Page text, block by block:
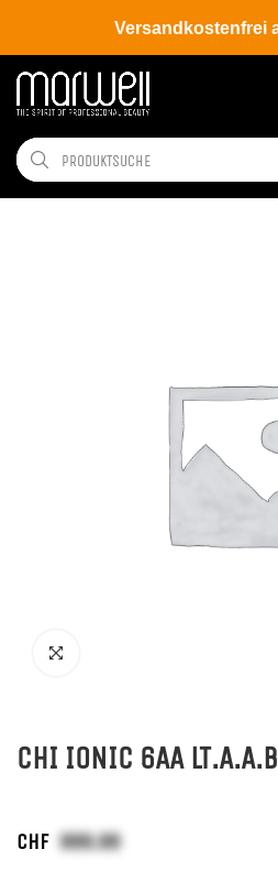
Versandkostenfrei
Shop Hair Coloration
CHI IONIC 6AA
CHF